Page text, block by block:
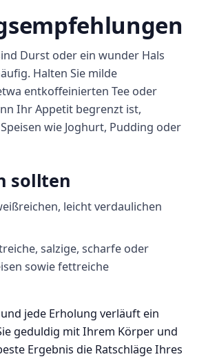
Durst oder ein wunder Hals
Halten Sie milde
entkoffeinierten Tee oder
Ihr Appetit begrenzt ist,
wie Joghurt, Pudding oder
sollten
leicht verdaulichen
salzige, scharfe oder
sowie fettreiche
jede Erholung verläuft ein
geduldig mit Ihrem Körper und
Ergebnis die Ratschläge Ihres